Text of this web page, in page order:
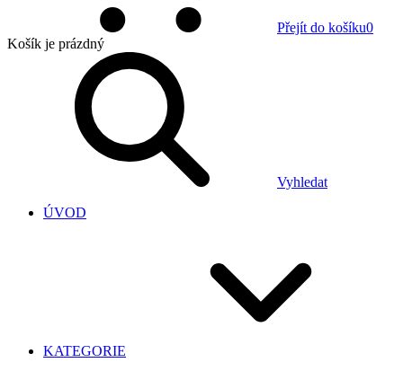
Přejít do košíku0
Košík je prázdný
Vyhledat
ÚVOD
KATEGORIE